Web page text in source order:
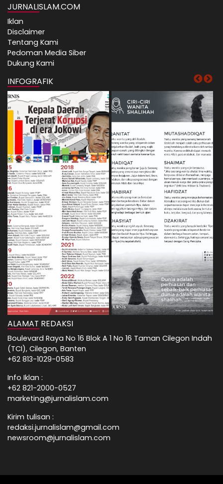
JURNALISLAM.COM
Iklan
Disclaimer
Tentang Kami
Pedoman Media Siber
Dukung Kami
INFOGRAFIK
ALAMAT REDAKSI
Boulevard Raya No 16 Blok A 1 No 16 Taman Cilegon Indah
(TCI), Cilegon, Banten
+62 813-1029-0583
Info Iklan :
+62 821-2000-0527
marketing@jurnalislam.com
Kirim tulisan :
redaksi.jurnalislam@gmail.com
newsroom@jurnalislam.com